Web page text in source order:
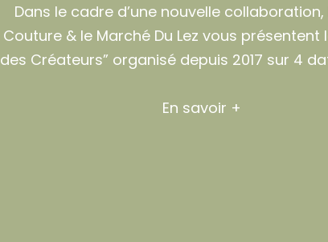
Dans le cadre d’une nouvelle collaboration,
Couture & le Marché Du Lez vous présentent
des Créateurs” organisé depuis 2017 sur 4
En savoir +